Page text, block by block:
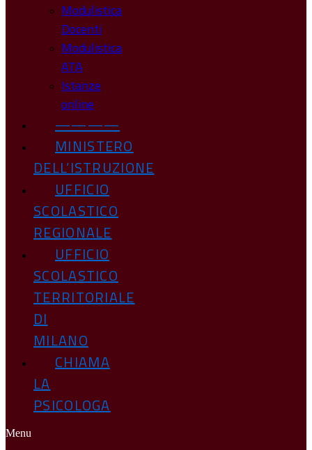
Modulistica
Docenti
Modulistica
ATA
Istanze
online
————
MINISTERO
DELL’ISTRUZIONE
UFFICIO
SCOLASTICO
REGIONALE
UFFICIO
SCOLASTICO
TERRITORIALE
DI
MILANO
CHIAMA
LA
PSICOLOGA
Menu